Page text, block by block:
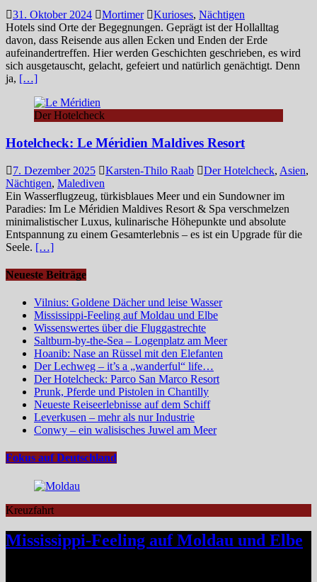
31. Oktober 2024 Mortimer Kurioses, Nächtigen
Hotels sind Orte der Begegnungen. Geprägt ist der Hollalltag
davon, dass Reisende aus allen Ecken und Enden der Erde
aufeinandertreffen. Hier werden Geschichten geschrieben, es wird
sich ausgetauscht, gelacht, gefeiert und natürlich genächtigt. Denn
ja, […]
Der Hotelcheck
Hotelcheck: Le Méridien Maldives Resort
7. Dezember 2025 Karsten-Thilo Raab Der Hotelcheck, Asien,
Nächtigen, Malediven
Ein Wasserflugzeug, türkisblaues Meer und ein Sundowner im
Paradies: Im Le Méridien Maldives Resort & Spa verschmelzen
minimalistischer Luxus, kulinarische Höhepunkte und absolute
Entspannung zu einem Gesamterlebnis – es ist ein Upgrade für die
Seele. […]
Neueste Beiträge
Vilnius: Goldene Dächer und leise Wasser
Mississippi-Feeling auf Moldau und Elbe
Wissenswertes über die Fluggastrechte
Saltburn-by-the-Sea – Logenplatz am Meer
Hoanib: Nase an Rüssel mit den Elefanten
Der Lechweg – it’s a „wanderful“ life…
Der Hotelcheck: Parco San Marco Resort
Prunk, Pferde und Pistolen in Chantilly
Neueste Reiseerlebnisse auf dem Schiff
Leverkusen – mehr als nur Industrie
Conwy – ein walisisches Juwel am Meer
Fokus auf Deutschland
Kreuzfahrt
Mississippi-Feeling auf Moldau und Elbe